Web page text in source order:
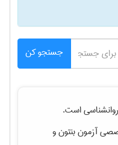
جستجو کن
روانشناسیاست.
آزمون بنتونو